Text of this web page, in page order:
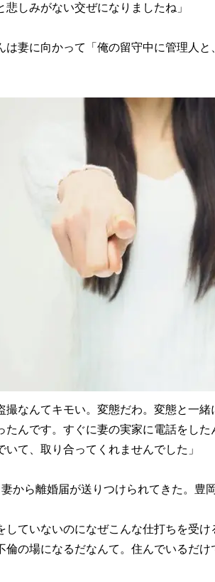
悲しみがない交ぜになりましたね」
妻に向かって「俺の留守中に管理人と
撮なんてキモい。変態だわ。変態と一
たんです。すぐに妻の実家に電話をし
いて、取り合ってくれませんでした」
から離婚届が送りつけられてきた。豊
していないのになぜこんな仕打ちを受
倫の場になるだなんて。住んでいるだけ